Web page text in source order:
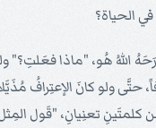
الحياة؟
اللهُ هُو، "ماذا فعَلتِ؟"
حتَّى ولو كانَ الإعتِرافُ
كلمتَينِ تعنِيانِ، "قَول